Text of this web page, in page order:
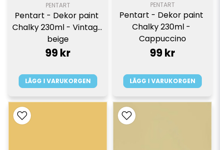
PENTART
Pentart - Dekor paint
Chalky 230ml - Vintage
beige
99 kr
LÄGG I VARUKORGEN
PENTART
Pentart - Dekor paint
Chalky 230ml -
Cappuccino
99 kr
LÄGG I VARUKORGEN